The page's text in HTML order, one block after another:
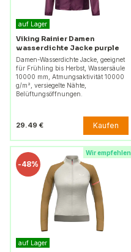
auf Lager
Viking Rainier Damen
wasserdichte Jacke purple
Damen-Wasserdichte Jacke, geeignet
für Frühling bis Herbst, Wassersäule
10000 mm, Atmungsaktivität 10000
g/m², versiegelte Nähte,
Belüftungsöffnungen.
29.49 € Kaufen
Wir empfehlen
-48%
auf Lager